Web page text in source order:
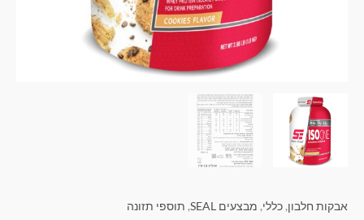
אבקות חלבון, כללי, מבצעים SEAL , תוספי תזונה